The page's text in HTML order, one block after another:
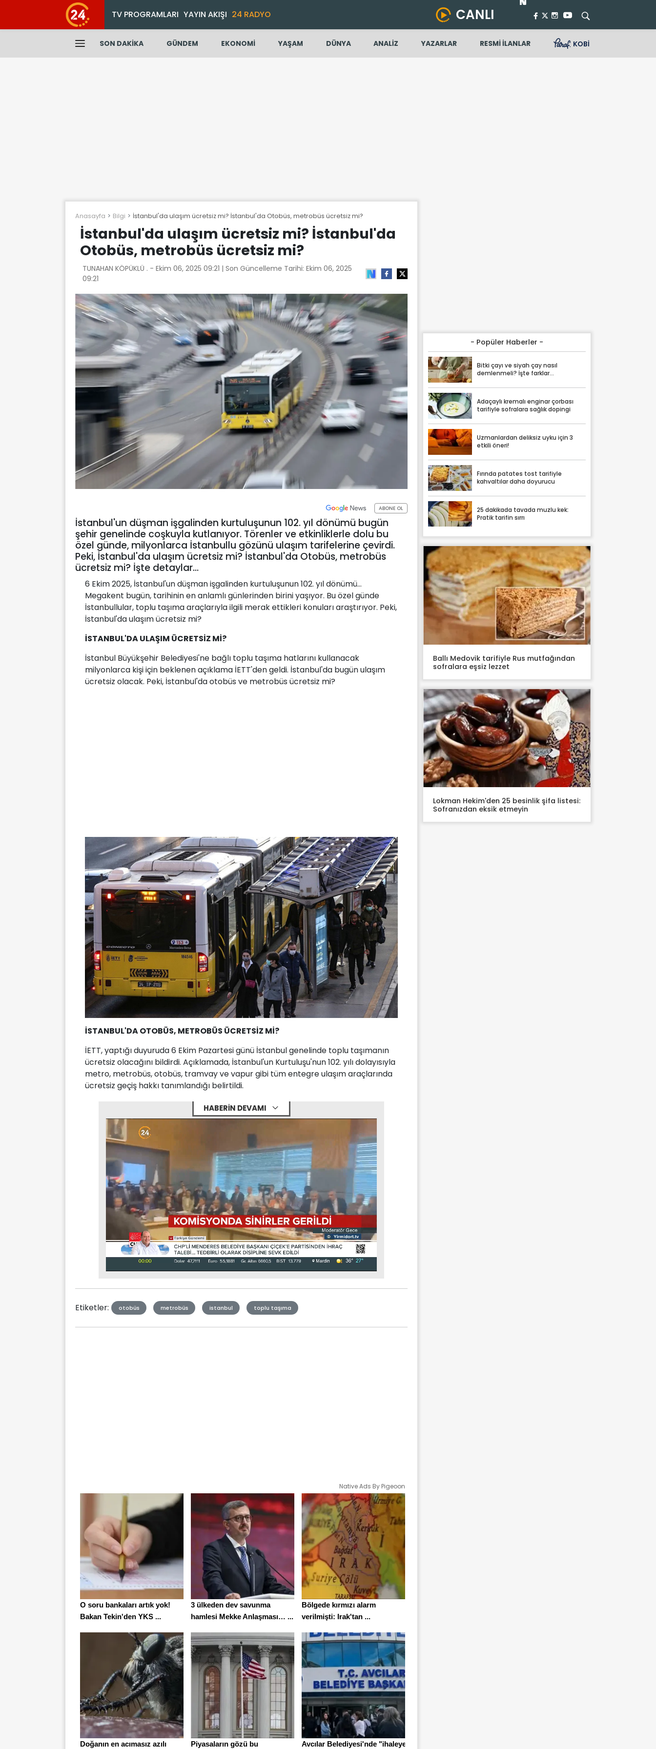
TV PROGRAMLARI YAYIN AKIŞI 24 RADYO CANLI
SON DAKİKA GÜNDEM EKONOMİ YAŞAM DÜNYA ANALİZ YAZARLAR RESMİ İLANLAR KOBİ
Anasayfa Bilgi İstanbul'da ulaşım ücretsiz mi? İstanbul'da Otobüs, metrobüs ücretsiz mi?
İstanbul'da ulaşım ücretsiz mi? İstanbul'da
Otobüs, metrobüs ücretsiz mi?
TUNAHAN KÖPÜKLÜ . - Ekim 06, 2025 09:21 | Son Güncelleme Tarihi: Ekim 06, 2025
09:21
ABONE OL
İstanbul'un düşman işgalinden kurtuluşunun 102. yıl dönümü bugün
şehir genelinde coşkuyla kutlanıyor. Törenler ve etkinliklerle dolu bu
özel günde, milyonlarca İstanbullu gözünü ulaşım tarifelerine çevirdi.
Peki, İstanbul'da ulaşım ücretsiz mi? İstanbul'da Otobüs, metrobüs
ücretsiz mi? İşte detaylar…
6 Ekim 2025, İstanbul'un düşman işgalinden kurtuluşunun 102. yıl dönümü...
Megakent bugün, tarihinin en anlamlı günlerinden birini yaşıyor. Bu özel günde
İstanbullular, toplu taşıma araçlarıyla ilgili merak ettikleri konuları araştırıyor. Peki,
İstanbul'da ulaşım ücretsiz mi?
İSTANBUL'DA ULAŞIM ÜCRETSİZ Mİ?
İstanbul Büyükşehir Belediyesi'ne bağlı toplu taşıma hatlarını kullanacak
milyonlarca kişi için beklenen açıklama İETT'den geldi. İstanbul'da bugün ulaşım
ücretsiz olacak. Peki, İstanbul'da otobüs ve metrobüs ücretsiz mi?
İSTANBUL'DA OTOBÜS, METROBÜS ÜCRETSİZ Mİ?
İETT, yaptığı duyuruda 6 Ekim Pazartesi günü İstanbul genelinde toplu taşımanın
ücretsiz olacağını bildirdi. Açıklamada, İstanbul'un Kurtuluşu'nun 102. yılı dolayısıyla
metro, metrobüs, otobüs, tramvay ve vapur gibi tüm entegre ulaşım araçlarında
ücretsiz geçiş hakkı tanımlandığı belirtildi.
HABERİN DEVAMI
Stream
Etiketler: otobüs metrobüs istanbul toplu taşıma
Native Ads By Pigeoon
O soru bankaları artık yok!
Bakan Tekin'den YKS ...
3 ülkeden dev savunma
hamlesi Mekke Anlaşması… ...
Bölgede kırmızı alarm
verilmişti: Irak'tan ...
Doğanın en acımasız azılı Piyasaların gözü bu Avcılar Belediyesi'nde "ihaleye
- Popüler Haberler -
Bitki çayı ve siyah çay nasıl
demlenmeli? İşte farklar...
Adaçaylı kremalı enginar çorbası
tarifiyle sofralara sağlık dopingi
Uzmanlardan deliksiz uyku için 3
etkili öneri!
Fırında patates tost tarifiyle
kahvaltılar daha doyurucu
25 dakikada tavada muzlu kek:
Pratik tarifin sırrı
Ballı Medovik tarifiyle Rus mutfağından
sofralara eşsiz lezzet
Lokman Hekim'den 25 besinlik şifa listesi:
Sofranızdan eksik etmeyin